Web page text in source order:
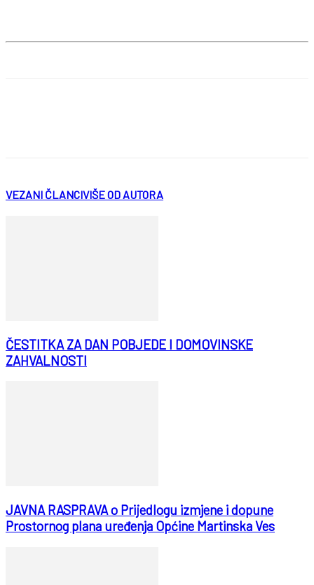
VEZANI ČLANCIVIŠE OD AUTORA
ČESTITKA ZA DAN POBJEDE I DOMOVINSKE
ZAHVALNOSTI
JAVNA RASPRAVA o Prijedlogu izmjene i dopune
Prostornog plana uređenja Općine Martinska Ves